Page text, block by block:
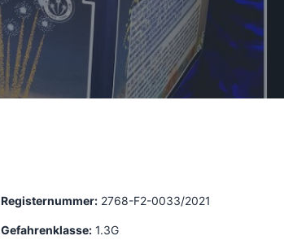
Registernummer: 2768-F2-0033/2021
Gefahrenklasse: 1.3G